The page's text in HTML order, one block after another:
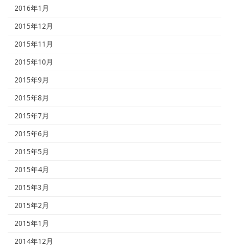
2016年1月
2015年12月
2015年11月
2015年10月
2015年9月
2015年8月
2015年7月
2015年6月
2015年5月
2015年4月
2015年3月
2015年2月
2015年1月
2014年12月